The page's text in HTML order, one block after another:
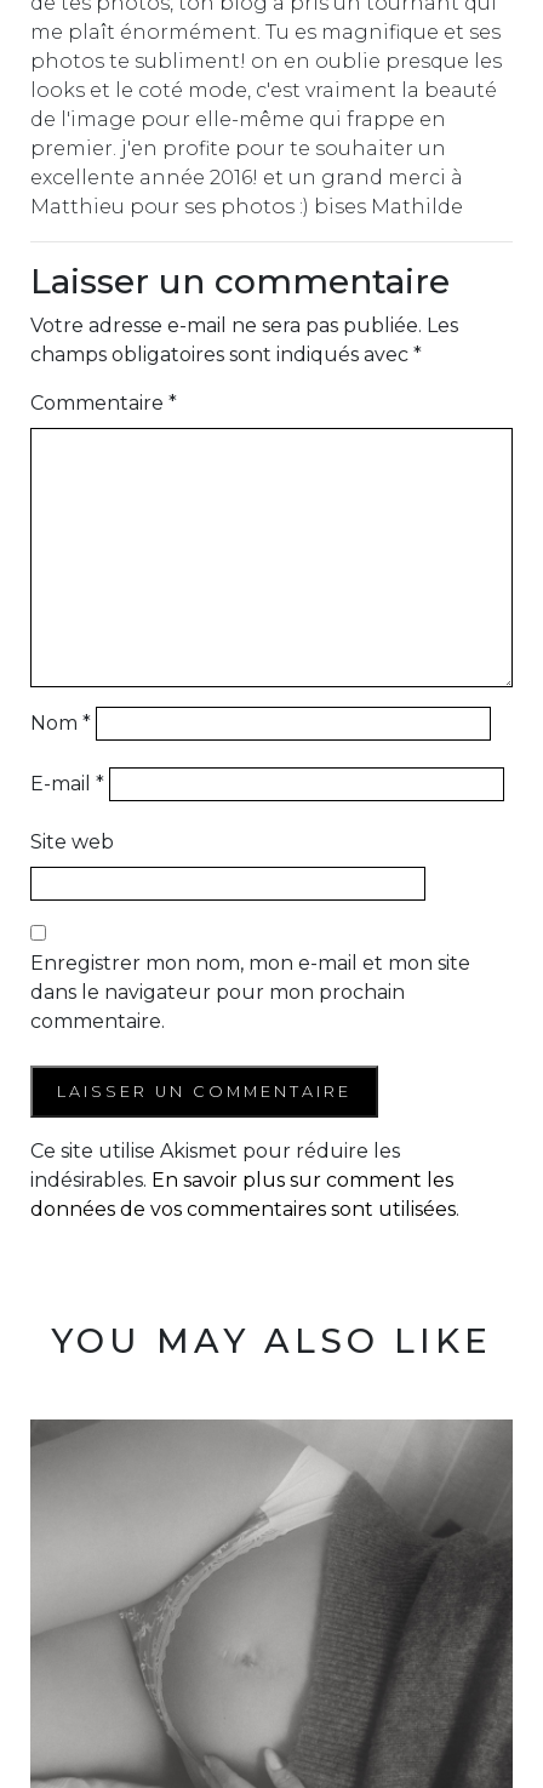
me plaît énormément. Tu es magnifique et ses
photos te subliment! on en oublie presque les
looks et le coté mode, c'est vraiment la beauté
de l'image pour elle-même qui frappe en
premier. j'en profite pour te souhaiter un
excellente année 2016! et un grand merci à
Matthieu pour ses photos :) bises Mathilde
Laisser un commentaire
Votre adresse e-mail ne sera pas publiée. Les
champs obligatoires sont indiqués avec *
Commentaire *
Nom *
E-mail *
Site web
Enregistrer mon nom, mon e-mail et mon site
dans le navigateur pour mon prochain
commentaire.
Ce site utilise Akismet pour réduire les
indésirables. En savoir plus sur comment les
données de vos commentaires sont utilisées.
YOU MAY ALSO LIKE